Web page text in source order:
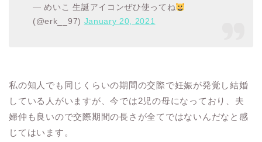
— めいこ 生誕アイコンぜひ使ってね
(@erk__97) January 20, 2021
私の知人でも同じくらいの期間の交際で妊娠が発覚し結婚
している人がいますが、今では2児の母になっており、夫
婦仲も良いので交際期間の長さが全てではないんだなと感
じてはいます。